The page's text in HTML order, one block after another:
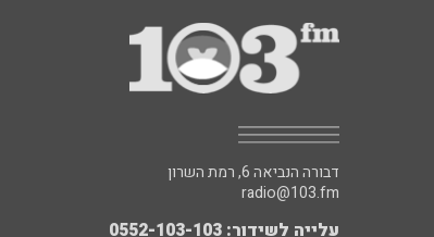
דבורה הנביאה 6, רמת השרון
radio@103.fm
עלייה לשידור: 0552-103-103